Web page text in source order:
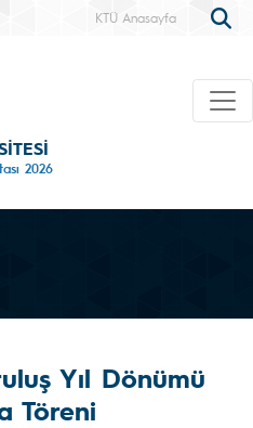
KTÜ Anasayfa
2026
Yıl Dönümü
Töreni